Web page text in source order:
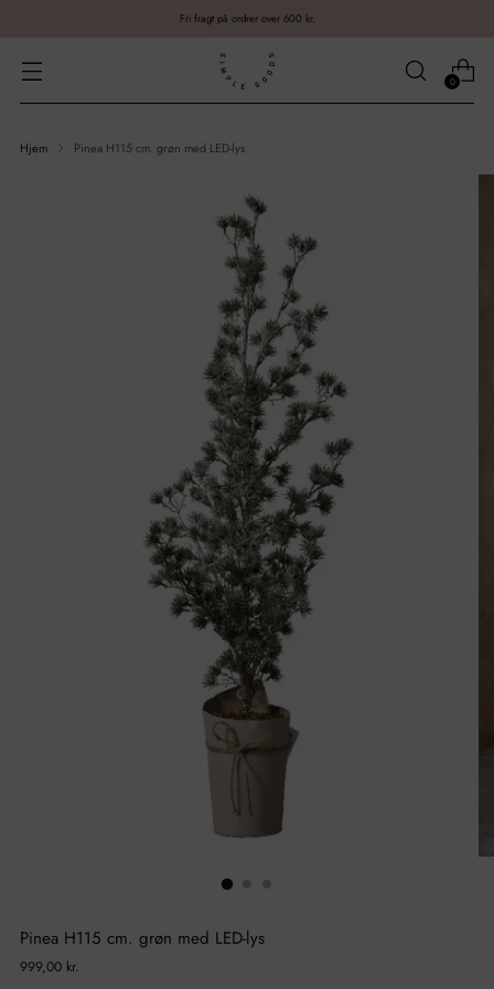
Fri fragt på ordrer over 600 kr.
0
Hjem Pinea H115 cm. grøn med LED-lys
Pinea H115 cm. grøn med LED-lys
Normal
999,00 kr.